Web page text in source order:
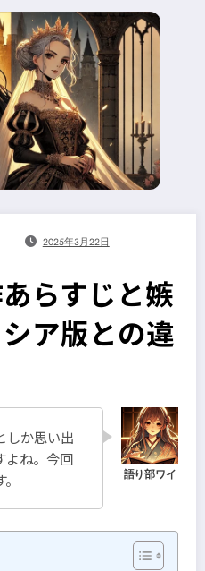
2025年3月22日
らすじと嫉
ア版との違
しか思い出
よね。今回